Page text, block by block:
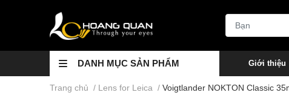
DANH MỤC SẢN PHẨM Giới thiệu
Trang chủ / Lens for Leica / Voigtlander NOKTON Classic